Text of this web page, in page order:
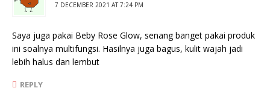
7 DECEMBER 2021 AT 7:24 PM
Saya juga pakai Beby Rose Glow, senang banget pakai produk
ini soalnya multifungsi. Hasilnya juga bagus, kulit wajah jadi
lebih halus dan lembut
REPLY